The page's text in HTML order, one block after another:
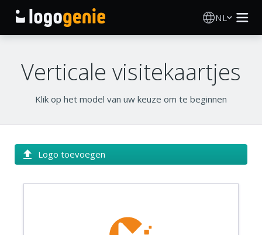
NL
AI logogenerator
Gedrukte producten
Over
Verticale visitekaartjes
Klik op het model van uw keuze om te beginnen
Logo toevoegen